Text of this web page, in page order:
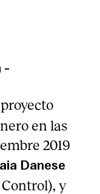
-
en las
2019
Danese
Control), y